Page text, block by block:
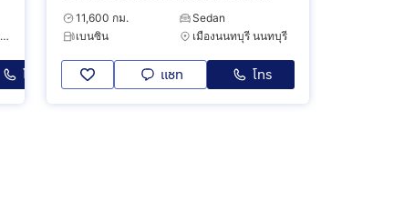
บางแค กรุงเทพมหานคร
โทร
11,600 กม.
Sedan
เบนซิน
เมืองนนทบุรี นนทบุรี
แชท โทร